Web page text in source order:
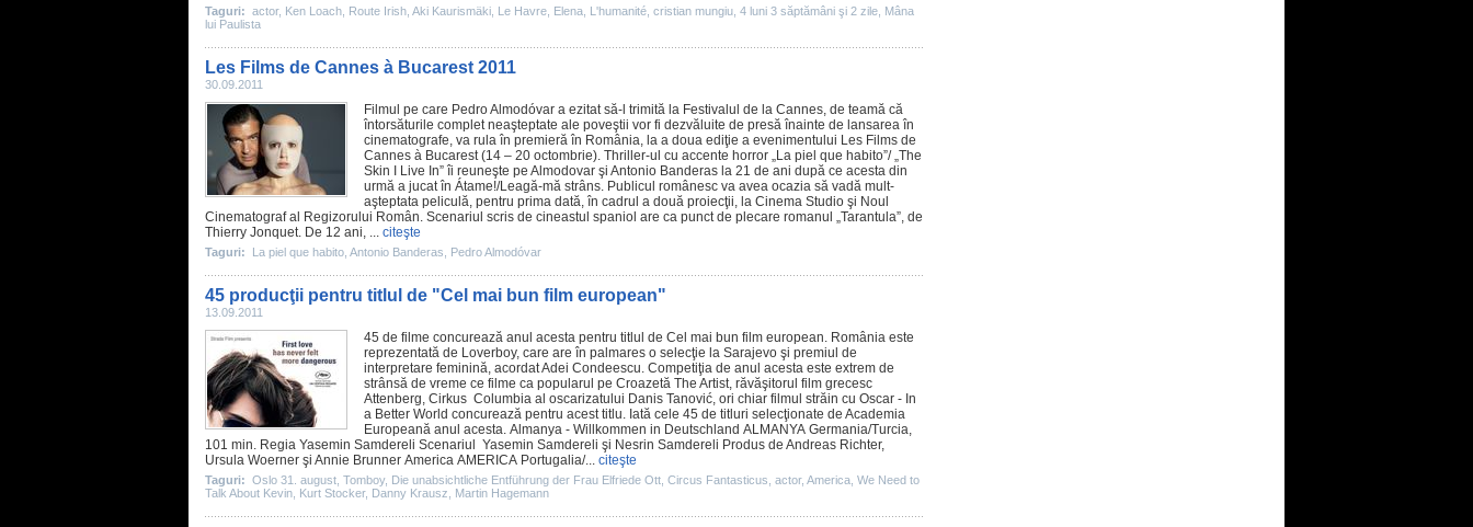
Taguri: actor, Ken Loach Route Irish Aki Kaurismäki Le Havre Elena L'humanité cristian mungiu 4 luni 3 săptămâni şi 2 zile Mâna
lui Paulista
Les Films de Cannes à Bucarest 2011
30.09.2011
Filmul pe care Pedro Almodóvar a ezitat să-l trimită la Festivalul de la Cannes, de teamă că
întorsăturile complet neaşteptate ale poveştii vor fi dezvăluite de presă înainte de lansarea în
cinematografe, va rula în premieră în România, la a doua ediţie a evenimentului Les Films de
Cannes à Bucarest (14 – 20 octombrie). Thriller-ul cu accente horror „La piel que habito”/ „The
Skin I Live In” îi reuneşte pe Almodovar şi Antonio Banderas la 21 de ani după ce acesta din
urmă a jucat în Átame! /Leagă-mă strâns. Publicul românesc va avea ocazia să vadă mult-
aşteptata peliculă, pentru prima dată, în cadrul a două proiecţii, la Cinema Studio şi Noul
Cinematografal Regizorului Român. Scenariul scris de cineastul spaniol are ca punct de plecare romanul „Tarantula”, de
Thierry Jonquet. De 12 ani, ... citeşte
Taguri: La piel que habito Antonio Banderas Pedro Almodóvar
45 producţii pentru titlul de "Cel mai bun film european"
13.09.2011
45 de filme concurează anul acesta pentru titlul de Cel mai bun film european. România este
reprezentată de Loverboy, care are în palmares o selecţie la Sarajevo şi premiul de
interpretare feminină, acordat Adei Condeescu. Competiţia de anul acesta este extrem de
strânsă de vreme ce filme ca popularul pe Croazetă The Artist, răvăşitorul film grecesc
Attenberg, Cirkus Columbia al oscarizatului Danis Tanović , ori chiar filmul străin cu Oscar - In
a Better World concurează pentru acest titlu. Iată cele 45 de titluri selecţionate de Academia
Europeană anul acesta. Almanya - Willkommen in Deutschland ALMANYA Germania/Turcia,
101 min. Regia Yasemin Samdereli Scenariul Yasemin Samdereli şi Nesrin Samdereli Produs de Andreas Richter,
Ursula Woerner şi Annie Brunner America AMERICA Portugalia/... citeşte
Taguri: Oslo 31. august Tomboy, Die unabsichtliche Entführung der Frau Elfriede Ott Circus Fantasticus actor, America We Need to
Talk About Kevin Kurt Stocker, Danny Krausz Martin Hagemann